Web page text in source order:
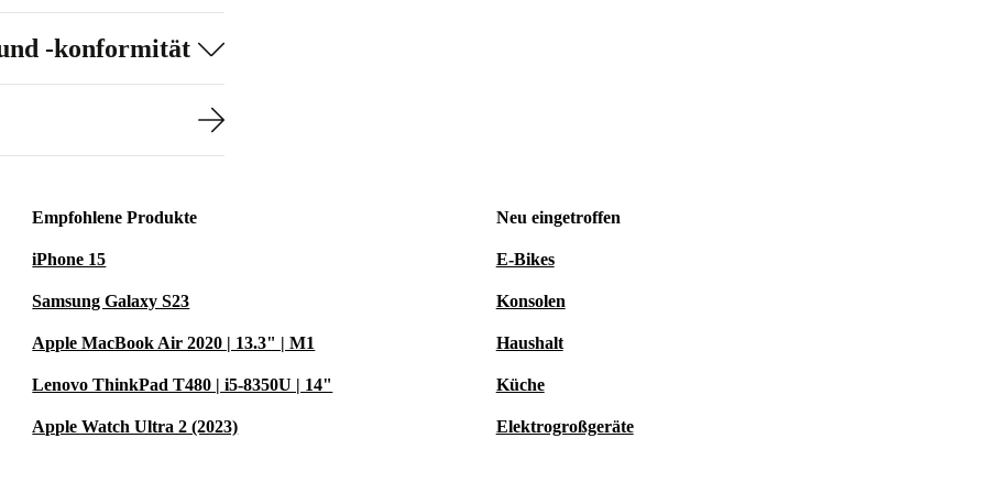
als
Indoor
Group
mit einem
vom
-konformität
Empfohlene Produkte
iPhone 15
Samsung Galaxy S23
Apple MacBook Air 2020 | 13.3" | M1
Lenovo ThinkPad T480 | i5-8350U | 14"
Apple Watch Ultra 2 (2023)
Neu eingetroffen
E-Bikes
Konsolen
Haushalt
Küche
Elektrogroßgeräte